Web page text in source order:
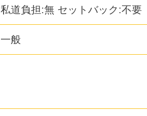
私道負担:無 セットバック:不要
一般